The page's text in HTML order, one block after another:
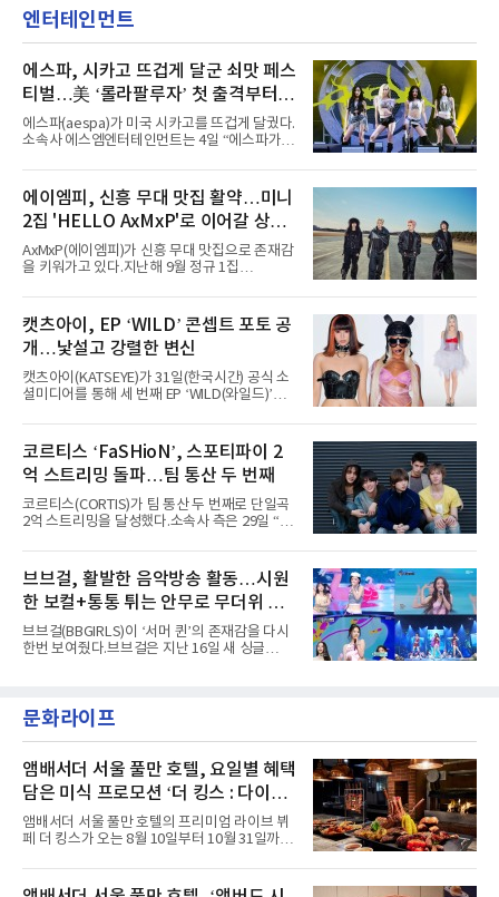
엔터테인먼트
에스파, 시카고 뜨겁게 달군 쇠맛 페스
티벌…美 ‘롤라팔루자’ 첫 출격부터
증명한 존재감
에스파(aespa)가 미국 시카고를 뜨겁게 달궜다.
소속사 에스엠엔터테인먼트는 4일 “에스파가
서 열린 ‘롤라팔루자 시카고’(Lollapalooza
Chicago)의 알리안츠 스테이지에 올랐다”며
“총 14곡으로 구성된 세트리스트를 선사, 데뷔 7
년 차다운 노련한 무대 매너와 파워풀한 에너지
로 현장의 분위기를 압도했다”고 밝혔다.1991
년 시작된 ‘롤라팔루자’는 8개 스테이지, 170여
팀의 아티스트와 40만 명 이상의 관객이 운집하
코르티스 등 K팝 스타들이 출연진 명단에 이름
을 올렸다.이날 에스파는
에이엠피, 신흥 무대 맛집 활약…미니
2집 'HELLO AxMxP'로 이어갈 상승
세
AxMxP(에이엠피)가 신흥 무대 맛집으로 존재감
을 키워가고 있다.지난해 9월 정규 1집
AxMxP는 데뷔 전부터 버스킹과 각종 페스티벌,
공연 무대에 오르며 실전 경험을 쌓아왔다.이들
은 소속사 패밀리 콘서트를 비롯해 '뷰티풀 민트
라이프 2025', '2025 부산국제록페스티벌' 등 대
형 무대에 잇달아 출연해 당찬 에너지와 풋풋한
매력으로 음악팬들의 눈도장을 찍었다.이후
AxMxP는 '카운트다운 판타지 2025-2026',
정적인 실력을 입증했고, 올해 '2026 어썸뮤직
페스티벌', '뷰티풀 민트 라이프 2026', '2026
캣츠아이, EP ‘WILD’ 콘셉트 포토 공
개…낯설고 강렬한 변신
캣츠아이(KATSEYE)가 31일(한국시간) 공식 소
셜미디어를 통해 세 번째 EP ‘WILD(와일드)’의
heart(와일드 하트)’라는 제목이 붙은 콘셉트 포
토에는 멤버들의 본능적이고 야성적인 면모가
강렬하게 담겼다. 짙은 아이섀도와 푸른빛·금빛·
붉은빛의 컬러 렌즈가 비현실적인 분위기를 자
아내고, 여러 원색이 불규칙하게 뒤섞인 멀티컬
러 헤어와 과감한 블루·블랙 립 메이크업이 낯설
고도 매혹적인 비주얼을 완성했다.스타일링 역
엣을 거침없이 결합했다. 멤버들은 각기 다른 개
성을 살린 스타일링을 선
코르티스 ‘FaSHioN’, 스포티파이 2
억 스트리밍 돌파…팀 통산 두 번째
코르티스(CORTIS)가 팀 통산 두 번째로 단일곡
2억 스트리밍을 달성했다.소속사 측은 29일 “코
벌 오디오·음원 스트리밍 플랫폼 스포티파이에
서 27일 자로 누적 재생 수 2억 회를 돌파했
다”고 밝혔다.곡이 발표된 지 약 10개월 만이다.
팀의 첫 번째 2억 스트리밍 곡은 동일 음반에 수
록된 ‘GO!’다. 이 노래는 공개 약 9개월 만인 지
난달 26일 자에 2억 고지를 밟았다. 이는 최근 5
년 내 데뷔한 보이그룹의 곡 중 최단기 2억 달성
했다. “내 티, 5 bucks 바지는, 만원” 등 멤버들
의 라이프 스타일
브브걸, 활발한 음악방송 활동…시원
한 보컬+통통 튀는 안무로 무더위 사
냥
브브걸(BBGIRLS)이 ‘서머 퀸’의 존재감을 다시
한번 보여줬다.브브걸은 지난 16일 새 싱글
MBC '쇼! 음악중심', SBS '인기가요' 등 주요 음
악방송 무대에 올라 화려한 퍼포먼스를 펼쳤다.
력을 앞세워 매 무대 색다른 볼거리를 선사했다.
특히 화사한 파스텔 톤의 비치웨어부터 청량한
마린룩, 햇살 아래 반짝이는 물결을 연상시키는
스커트, 강렬한 붉은 계열의 스타일링까지 각기
다른 매력을 선보였다. 브브걸은 다채로운 여름
패션을 완벽하게 소화하며 보
문화라이프
앰배서더 서울 풀만 호텔, 요일별 혜택
담은 미식 프로모션 ‘더 킹스 : 다이닝
프리빌리지즈’ 선봬
앰배서더 서울 풀만 호텔의 프리미엄 라이브 뷔
페 더 킹스가 오는 8월 10일부터 10월 31일까지
즈’를 선보인다.앰배서더 서울 풀만 호텔 측은
“요일마다 다른 즐거움과 한층 깊어진 미식의 여